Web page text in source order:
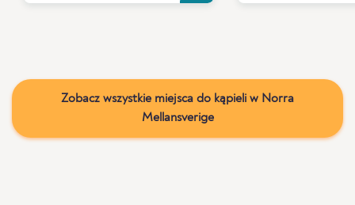
Zobacz wszystkie miejsca do kąpieli w Norra
Mellansverige